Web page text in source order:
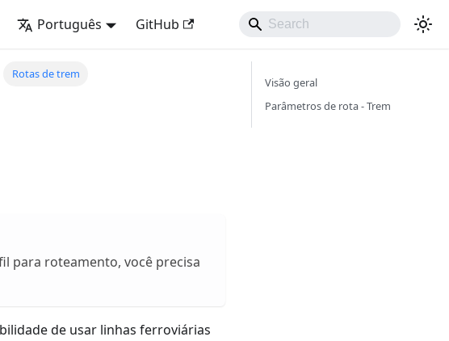
Português GitHub
Rotas de trem
para roteamento, você precisa
de usar linhas ferroviárias
Visão geral
Parâmetros de rota - Trem